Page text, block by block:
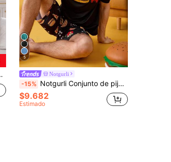
5
Notgurli
-15% Notgurli Conjunto de pijama cómodo y casual para hombre compuesto por camiseta gráfica con diseño de comida rápida americana divertida e impresa y shorts.
$9.682
Estimado